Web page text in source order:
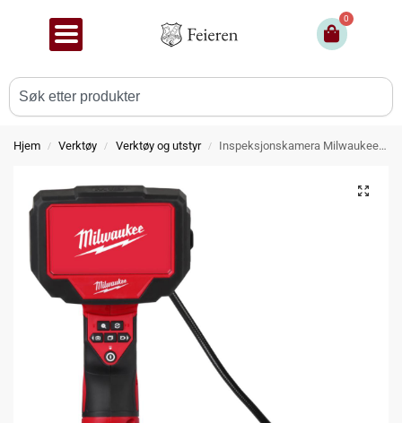
0
Hjem / Verktøy / Verktøy og utstyr / Inspeksjonskamera Milwaukee M12 IC 201C S